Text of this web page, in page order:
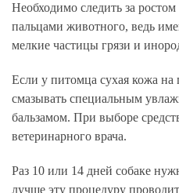
Необходимо следить за
пальцами животного, ведь
мелкие частицы грязи и
Если у питомца сухая кожа
смазывать специальным
бальзамом. При выборе
ветеринарного врача.
Раз 10 или 14 дней собаке
лучше эту процедуру